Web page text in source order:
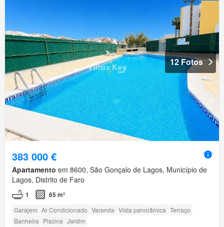
12 Fotos
383 000 €
Apartamento em 8600, São Gonçalo de Lagos, Município de
Lagos, Distrito de Faro
1 65 m²
Garajem Ar Condicionado Varanda Vista panorâmica Terraço
Banheira Piscina Jardim